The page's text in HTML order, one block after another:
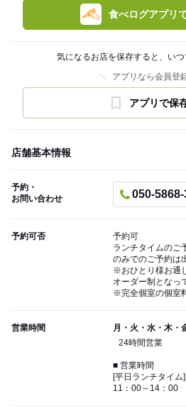
食べログアプリ
気になるお店を保存すると、いつ
アプリなら会員登
アプリで保
店舗基本情報
予約・
お問い合わせ
050-
予約可否
予約可
ランチタイムのご
のみでのご予約は
※おひとり様お通
オーダー制となっ
※完全個室の個室
営業時間
月・火・水・木・
24時間営業
■ 営業時間
[平日ランチタイム]
11：00～14：00